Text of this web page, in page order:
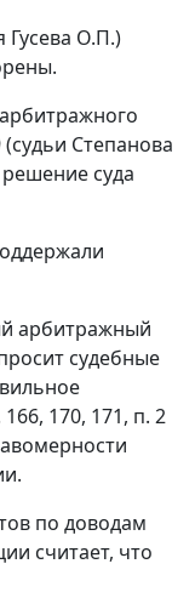
Гусева О.П.)
Степанова
суда
арбитражный
судебные
166, 170, 171, п. 2
по доводам
считает, что